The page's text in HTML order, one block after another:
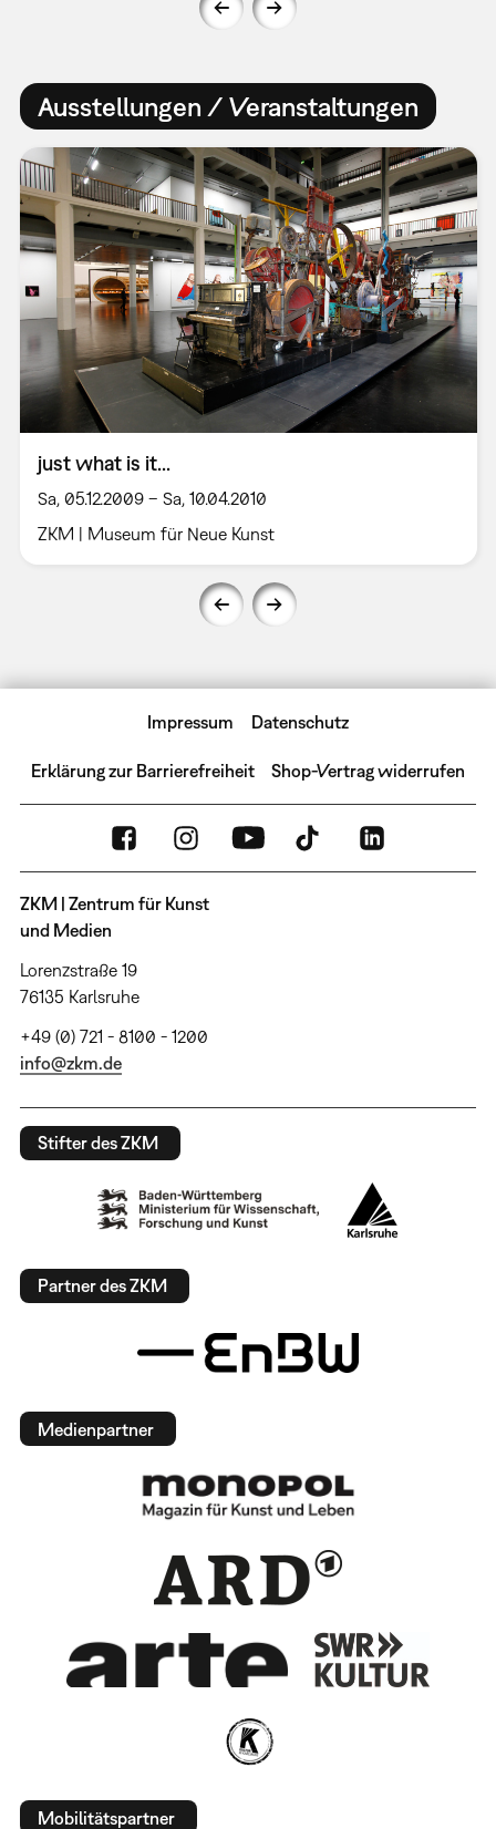
Ausstellungen / Veranstaltungen
just what is it...
Sa, 05.12.2009 – Sa, 10.04.2010
ZKM | Museum für Neue Kunst
Impressum Datenschutz
Erklärung zur Barrierefreiheit Shop-Vertrag widerrufen
ZKM | Zentrum für Kunst
und Medien
Lorenzstraße 19
76135 Karlsruhe
+49 (0) 721 - 8100 - 1200
info@zkm.de
Stifter des ZKM
Partner des ZKM
Medienpartner
Mobilitätspartner